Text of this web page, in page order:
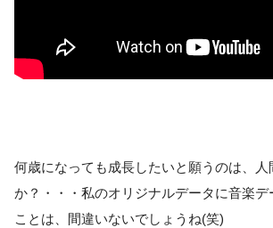
何歳になっても成長したいと願うのは、人
か？・・・私のオリジナルデータに音楽デ
ことは、間違いないでしょうね(笑)